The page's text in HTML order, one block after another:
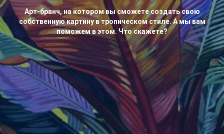
Арт-бранч, на котором вы сможете создать свою
собственную картину в тропическом стиле. А мы вам
поможем в этом. Что скажете?